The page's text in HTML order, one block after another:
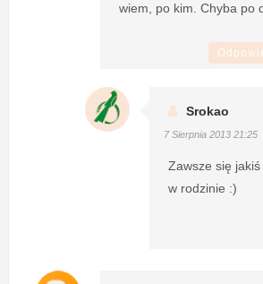
wiem, po kim. Chyba po
Srokao
7 Sierpnia 2013 21:25
Zawsze się
w rodzinie :)